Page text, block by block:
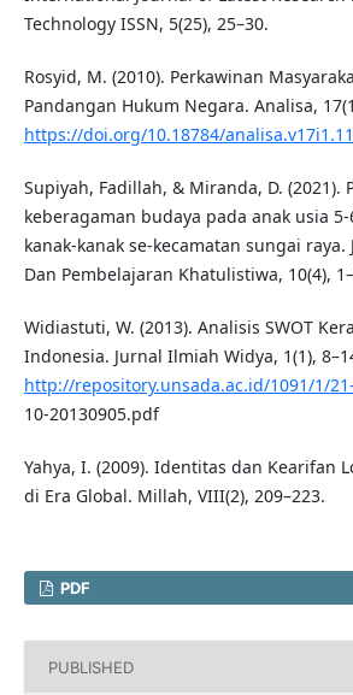
Technology ISSN, 5(25), 25–30.
Rosyid, M. (2010). Perkawinan
Pandangan Hukum Negara. Analisa,
https://doi.org/10.18784/
Supiyah, Fadillah, & Miranda, D. (2021).
keberagaman budaya pada anak usia
kanak-kanak se-kecamatan sungai raya.
Dan Pembelajaran Khatulistiwa, 10(4),
Widiastuti, W. (2013). Analisis SWOT
Indonesia. Jurnal Ilmiah Widya, 1(1),
http://repository.unsada.ac.id/1091/1/
10-20130905.pdf
Yahya, I. (2009). Identitas dan Kearifan
di Era Global. Millah, VIII(2), 209–223.
PDF
PUBLISHED